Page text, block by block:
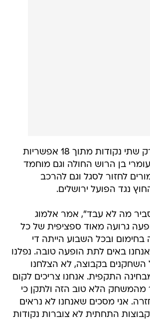
הקבוצה צברה רק שתי נקודות מתוך 18 אפשריות
בן הרוש החולה וגם מוחמד
לחזור לסגל וגם להרכב
נגד הפועל ירושלים.
מה לא עבד", אמר אלמוג
גרועה מאוד ספציפית של כל
ובכל השבוע הייתה די
באים לתת הופעה טובה. נפלנו
השחקנים בקבוצה, לא הצלחנו
התקפית. אנחנו צריכים לקום
הלא טוב הזה ולתקן כי
אני מסכים שאנחנו לא נראים
התחתית לא צוברות נקודות